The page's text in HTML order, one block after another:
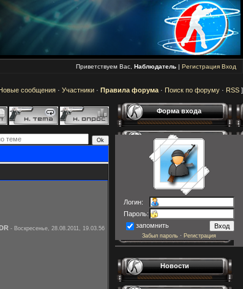
Приветствуем Вас, Наблюдатель | Регистрация Вход
сообщения · Участники · Правила форума · Поиск по форуму · RSS ]
- Воскресенье, 28.08.2011, 19.03.56
Форма входа
Логин:
Пароль:
запомнить
Забыл пароль · Регистрация
Новости